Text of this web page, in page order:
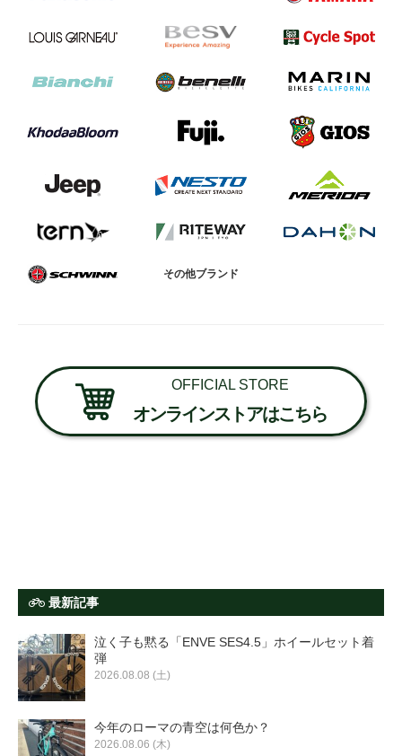
その他ブランド
OFFICIAL STORE
オンラインストアはこちら
最新記事
泣く子も黙る「ENVE SES4.5」ホイールセット着
弾
2026.08.08 (土)
今年のローマの青空は何色か？
2026.08.06 (木)